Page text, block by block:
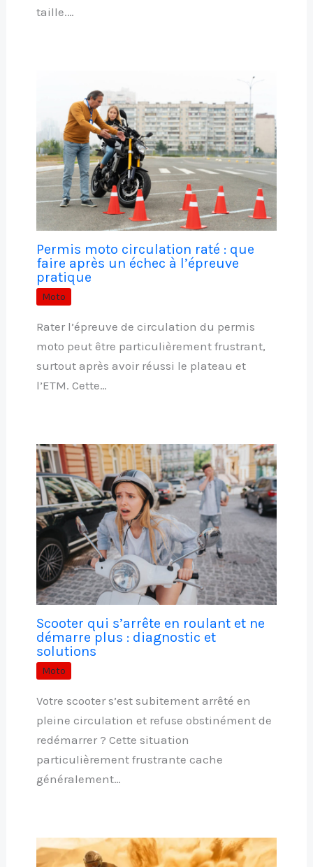
taille.…
Permis moto circulation raté : que
faire après un échec à l’épreuve
pratique
Moto
Rater l’épreuve de circulation du permis
moto peut être particulièrement frustrant,
surtout après avoir réussi le plateau et
l’ETM. Cette…
Scooter qui s’arrête en roulant et ne
démarre plus : diagnostic et
solutions
Moto
Votre scooter s’est subitement arrêté en
pleine circulation et refuse obstinément de
redémarrer ? Cette situation
particulièrement frustrante cache
généralement…